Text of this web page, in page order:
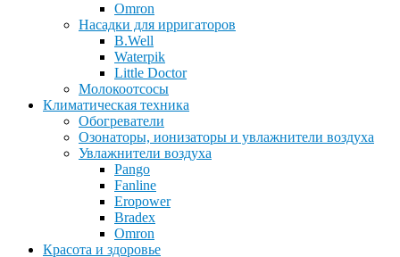
Omron
Насадки для ирригаторов
B.Well
Waterpik
Little Doctor
Молокоотсосы
Климатическая техника
Обогреватели
Озонаторы, ионизаторы и увлажнители воздуха
Увлажнители воздуха
Pango
Fanline
Eropower
Bradex
Omron
Красота и здоровье